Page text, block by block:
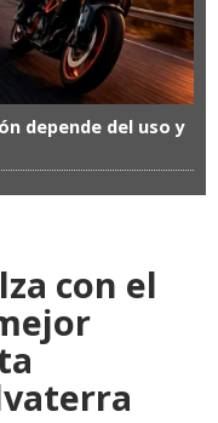
depende del uso y
con el